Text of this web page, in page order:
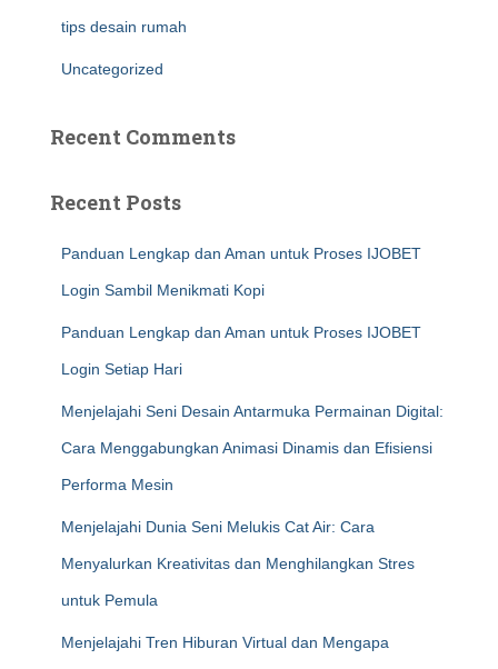
tips desain rumah
Uncategorized
Recent Comments
Recent Posts
Panduan Lengkap dan Aman untuk Proses IJOBET
Login Sambil Menikmati Kopi
Panduan Lengkap dan Aman untuk Proses IJOBET
Login Setiap Hari
Menjelajahi Seni Desain Antarmuka Permainan Digital:
Cara Menggabungkan Animasi Dinamis dan Efisiensi
Performa Mesin
Menjelajahi Dunia Seni Melukis Cat Air: Cara
Menyalurkan Kreativitas dan Menghilangkan Stres
untuk Pemula
Menjelajahi Tren Hiburan Virtual dan Mengapa